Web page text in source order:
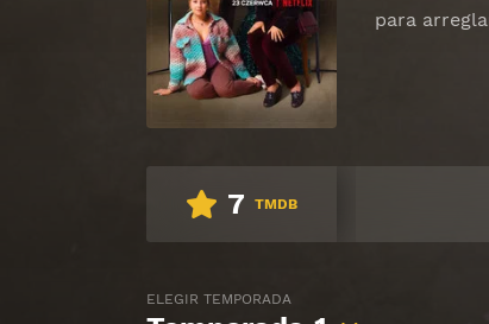
para
7 TMDB
ELEGIR TEMPORADA